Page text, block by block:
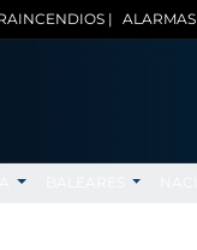
| ALARMAS